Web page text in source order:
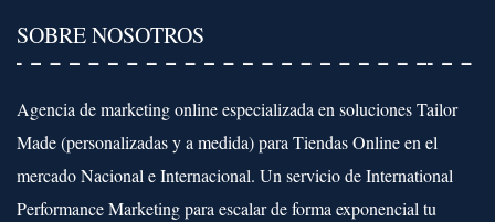
SOBRE NOSOTROS
Agencia de marketing online especializada en soluciones Tailor
Made (personalizadas y a medida) para Tiendas Online en el
mercado Nacional e Internacional. Un servicio de International
Performance Marketing para escalar de forma exponencial tu